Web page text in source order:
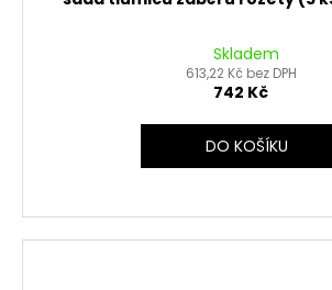
Skladem
613,22 Kč bez DPH
742 Kč
DO KOŠÍKU